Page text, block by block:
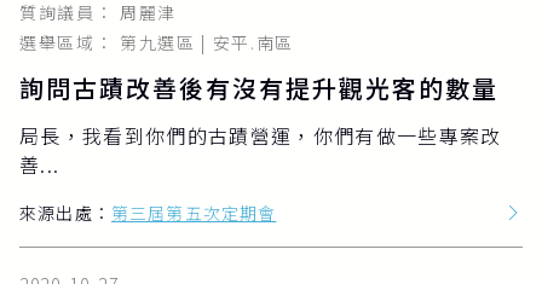
質詢議員： 周麗津
選舉區域： 第九選區 | 安平.南區
詢問古蹟改善後有沒有提升觀光客的數量
局長，我看到你們的古蹟營運，你們有做一些專案改
善...
來源出處： 第三屆第五次定期會